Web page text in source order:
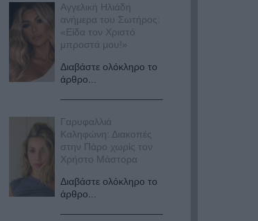
Αγγελική Ηλιάδη
ανήμερα του Σωτήρος:
«Είδα τον Χριστό
μπροστά μου!»
Διαβάστε ολόκληρο το
άρθρο...
Γαρυφαλλιά
Καληφώνη: Διακοπές
στην Πάρο χωρίς τον
Χρήστο Μάστορα
Διαβάστε ολόκληρο το
άρθρο...